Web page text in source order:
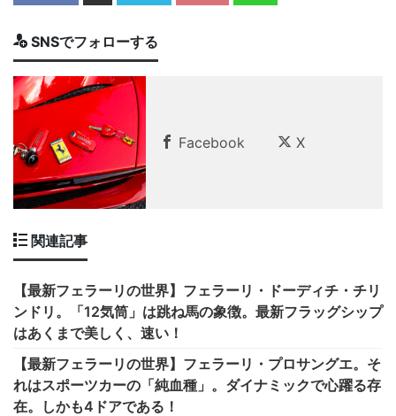
SNSでフォローする
Facebook X
関連記事
【最新フェラーリの世界】フェラーリ・ドーディチ・チリ
ンドリ。「12気筒」は跳ね馬の象徴。最新フラッグシップ
はあくまで美しく、速い！
【最新フェラーリの世界】フェラーリ・プロサングエ。そ
れはスポーツカーの「純血種」。ダイナミックで心躍る存
在。しかも4ドアである！